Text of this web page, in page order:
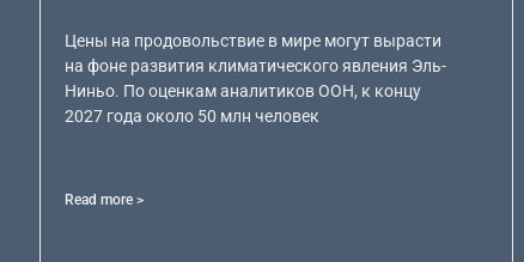
Цены на продовольствие в мире могут вырасти
на фоне развития климатического явления Эль-
Ниньо. По оценкам аналитиков ООН, к концу
2027 года около 50 млн человек
Read more >